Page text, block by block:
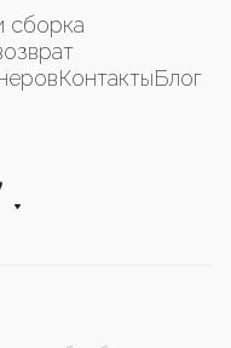
сборка
КонтактыБлог